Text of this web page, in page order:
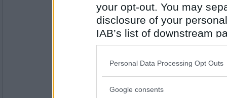
your opt-out. You may
disclosure of your
IAB’s list of downstream
also be disclosed by us
Downstream Participants
Please note that this
Personal Data Processing Opt Outs
Google consents
Antal inlägg:
Jelenas77